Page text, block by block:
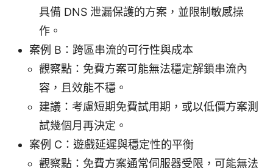
具備 DNS 泄漏保護的方案，並限制敏感操
作。
案例 B：跨區串流的可行性與成本
觀察點：免費方案可能無法穩定解鎖串流內
容，且效能不穩。
建議：考慮短期免費試用期，或以低價方案測
試幾個月再決定。
案例 C：遊戲延遲與穩定性的平衡
觀察點：免費方案通常伺服器受限，可能無法